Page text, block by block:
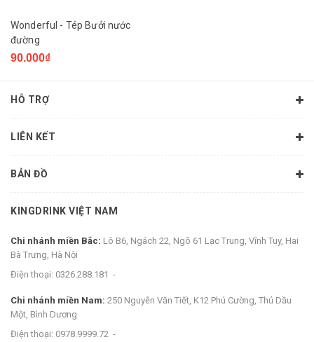
Wonderful - Tép Bưởi nước
đường
90.000₫
HỖ TRỢ
LIÊN KẾT
BẢN ĐỒ
KINGDRINK VIỆT NAM
Chi nhánh miền Bắc: Lô B6, Ngách 22, Ngõ 61 Lạc Trung, Vĩnh Tuy, Hai
Bà Trưng, Hà Nội
Điện thoại: 0326.288.181 -
Chi nhánh miền Nam: 250 Nguyễn Văn Tiết, K12 Phú Cường, Thủ Dầu
Một, Bình Dương
Điện thoại: 0978.9999.72 -